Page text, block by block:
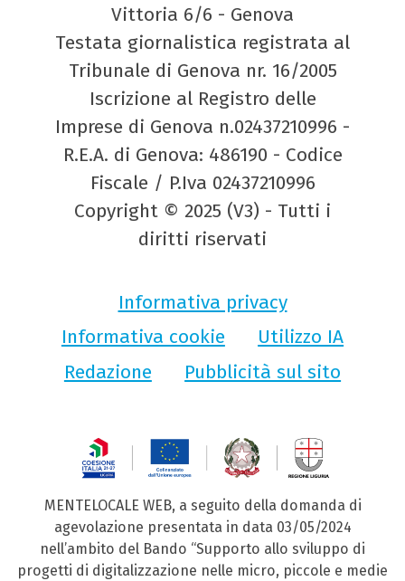
Vittoria 6/6 - Genova
Testata giornalistica registrata al
Tribunale di Genova nr. 16/2005
Iscrizione al Registro delle
Imprese di Genova n.02437210996 -
R.E.A. di Genova: 486190 - Codice
Fiscale / P.Iva 02437210996
Copyright © 2025 (V3) - Tutti i
diritti riservati
Informativa privacy
Informativa cookie
Utilizzo IA
Redazione
Pubblicità sul sito
MENTELOCALE WEB, a seguito della domanda di
agevolazione presentata in data 03/05/2024
nell’ambito del Bando “Supporto allo sviluppo di
progetti di digitalizzazione nelle micro, piccole e medie